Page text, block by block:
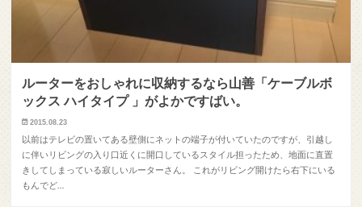
ルーターをおしゃれに収納するなら山善「ケーブルボ
ックス ハイタイプ 」がよかですばい。
2015.08.23
以前はテレビの置いてある壁側にネットの端子が付いていたのですが、引越し
に伴いリビングの入り口近くに開口しているスタイル担ったため、地面に直置
きしてしまっている寂しいルーターさん。 これがリビング開けたら右下にいる
もんでど…